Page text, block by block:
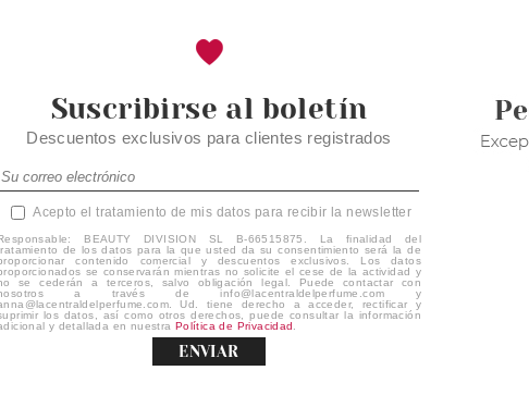
Suscribirse al boletín
Descuentos exclusivos para clientes registrados
Acepto el tratamiento de mis datos para recibir la newsletter
BEAUTY DIVISION SL B-66515875. La finalidad del
de los datos para la que usted da su consentimiento será la de
contenido comercial y descuentos exclusivos. Los datos
se conservarán mientras no solicite el cese de la actividad y
se cederán a terceros, salvo obligación legal. Puede contactar con
a través de info@lacentraldelperfume.com y
Ud. tiene derecho a acceder, rectificar y
los datos, así como otros derechos, puede consultar la información
y detallada en nuestra Política de Privacidad
ENVIAR